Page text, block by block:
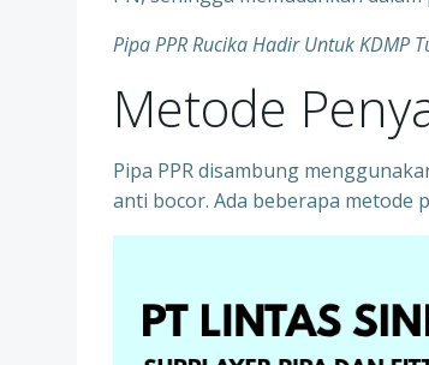
Pipa PPR Rucika Hadir Untuk KDMP
Metode
Pipa PPR disambung
anti bocor. Ada beberapa metode